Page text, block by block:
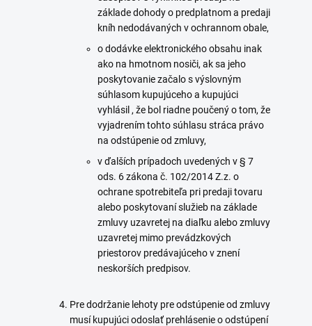
základe dohody o predplatnom a predaji
kníh nedodávaných v ochrannom obale,
o dodávke elektronického obsahu inak
ako na hmotnom nosiči, ak sa jeho
poskytovanie začalo s výslovným
súhlasom kupujúceho a kupujúci
vyhlásil , že bol riadne poučený o tom, že
vyjadrením tohto súhlasu stráca právo
na odstúpenie od zmluvy,
v ďalších prípadoch uvedených v § 7
ods. 6 zákona č. 102/2014 Z.z. o
ochrane spotrebiteľa pri predaji tovaru
alebo poskytovaní služieb na základe
zmluvy uzavretej na diaľku alebo zmluvy
uzavretej mimo prevádzkových
priestorov predávajúceho v znení
neskorších predpisov.
Pre dodržanie lehoty pre odstúpenie od zmluvy
musí kupujúci odoslať prehlásenie o odstúpení